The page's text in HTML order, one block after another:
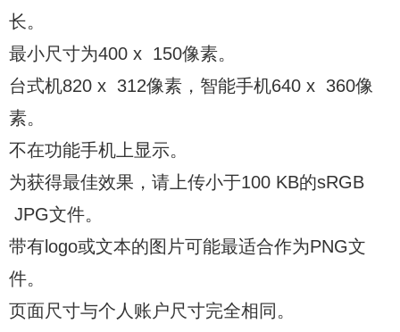
长。
最小尺寸为400 x 150像素。
台式机820 x 312像素，智能手机640 x 360像
素。
不在功能手机上显示。
为获得最佳效果，请上传小于100 KB的sRGB
JPG文件。
带有logo或文本的图片可能最适合作为PNG文
件。
页面尺寸与个人账户尺寸完全相同。